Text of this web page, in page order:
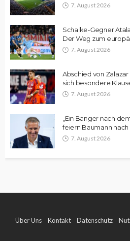
7. August 2026
Schalke-Gegner
Der Weg zum
7. August 2026
Abschied von
sich besondere
7. August 2026
„Ein Banger nach
feiern Baumann
7. August 2026
Über Uns Kontakt Datenschutz